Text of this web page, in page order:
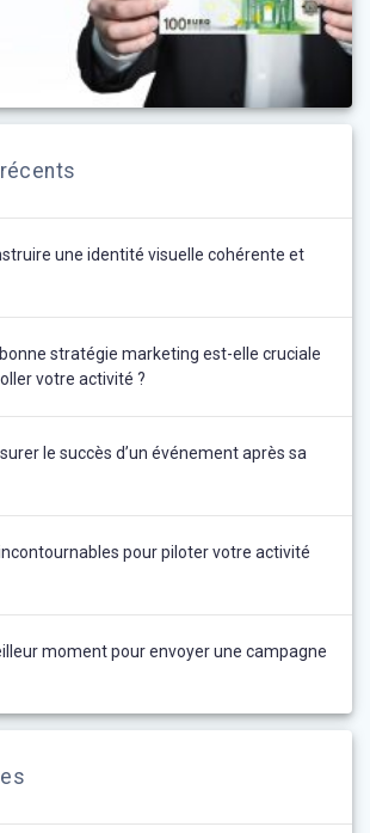
une identité visuelle cohérente et
stratégie marketing est-elle cruciale
votre activité ?
le succès d’un événement après sa
pour piloter votre activité
moment pour envoyer une campagne